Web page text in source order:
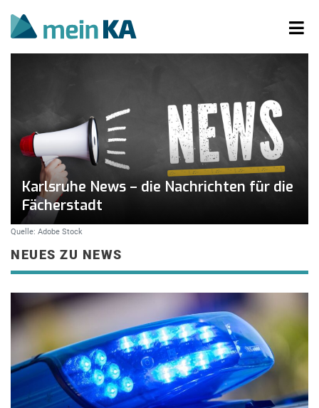
Karlsruhe News – die Nachrichten für die
Fächerstadt
Quelle: Adobe Stock
NEUES ZU NEWS